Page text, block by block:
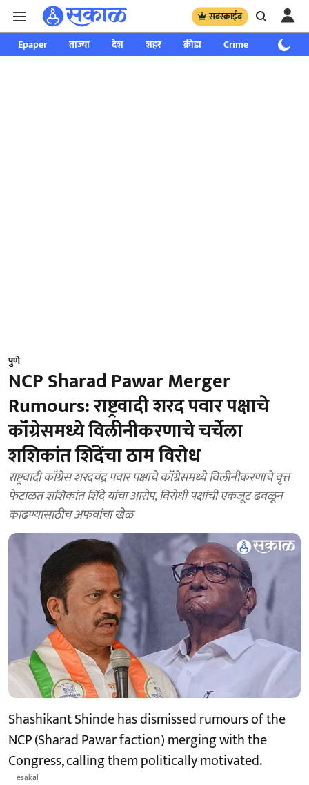
सबस्क्राईब
Epaper ताज्या देश शहर क्रीडा Crime साप्ताहिक
पुणे
NCP Sharad Pawar Merger
Rumours: राष्ट्रवादी शरद पवार पक्षाचे
कॉंग्रेसमध्ये विलीनीकरणाचे चर्चेला
शशिकांत शिंदेंचा ठाम विरोध
राष्ट्रवादी कॉंग्रेस शरदचंद्र पवार पक्षाचे कॉंग्रेसमध्ये विलीनीकरणाचे वृत्त
फेटाळत शशिकांत शिंदे यांचा आरोप, विरोधी पक्षांची एकजूट ढवळून
काढण्यासाठीच अफवांचा खेळ
Shashikant Shinde has dismissed rumours of the
NCP (Sharad Pawar faction) merging with the
Congress, calling them politically motivated.
esakal